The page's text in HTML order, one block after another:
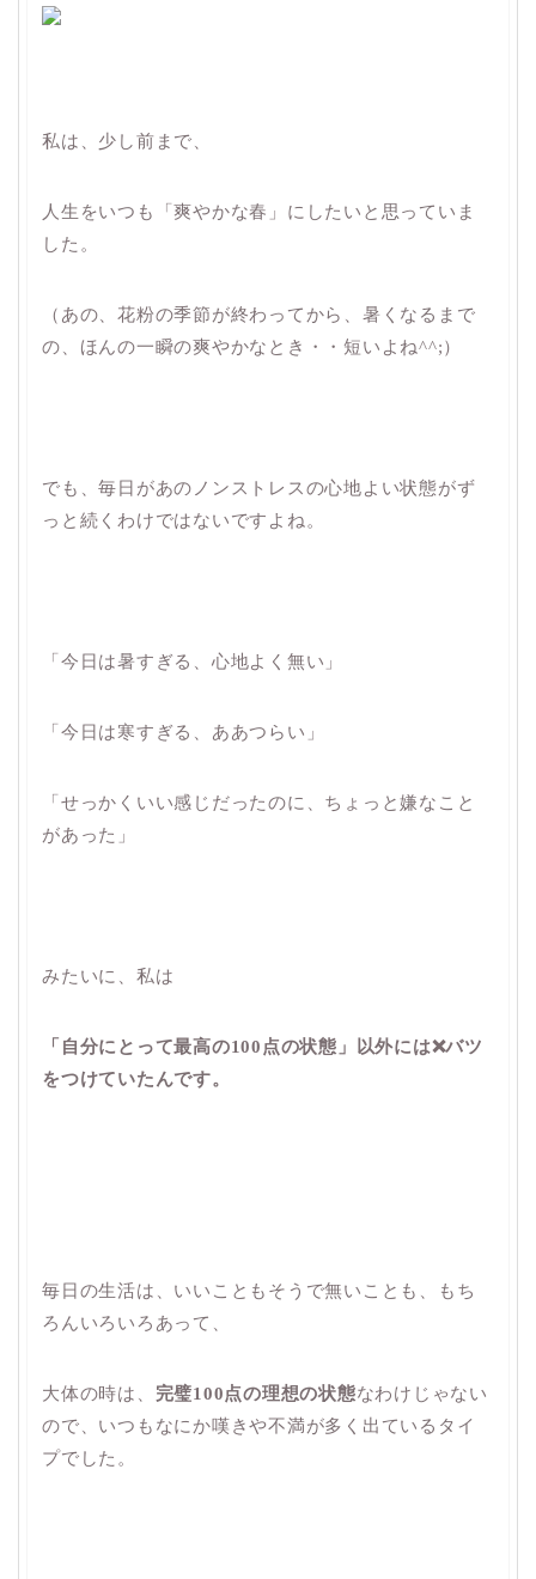
私は、少し前まで、
人生をいつも「爽やかな春」にしたいと思っていま
した。
（あの、花粉の季節が終わってから、暑くなるまで
の、ほんの一瞬の爽やかなとき・・短いよね^^;）
でも、毎日があのノンストレスの心地よい状態がず
っと続くわけではないですよね。
「今日は暑すぎる、心地よく無い」
「今日は寒すぎる、ああつらい」
「せっかくいい感じだったのに、ちょっと嫌なこと
があった」
みたいに、私は
「自分にとって最高の100点の状態」以外には❌バツ
をつけていたんです。
毎日の生活は、いいこともそうで無いことも、もち
ろんいろいろあって、
大体の時は、 完璧100点の理想の状態なわけじゃない
ので、いつもなにか嘆きや不満が多く出ているタイ
プでした。